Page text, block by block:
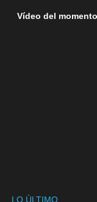
Vídeo del
LO ÚLTIMO